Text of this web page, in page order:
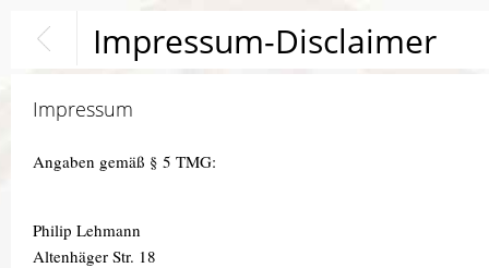
Impressum-Disclaimer
Impressum
Angaben gemäß § 5 TMG:
Philip Lehmann
Altenhäger Str. 18